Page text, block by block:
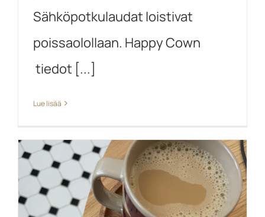
Sähköpotkulaudat loistivat
poissaolollaan. Happy Cown
tiedot [...]
Lue lisää